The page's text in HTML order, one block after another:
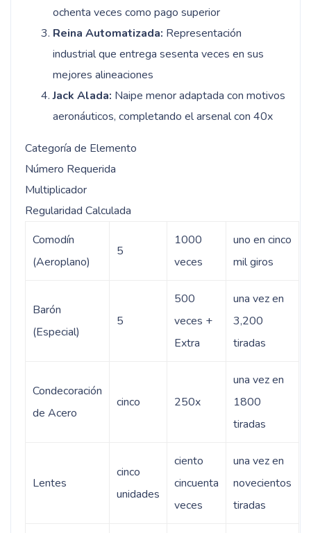
ochenta veces como pago superior
Reina Automatizada: Representación
industrial que entrega sesenta veces en sus
mejores alineaciones
Jack Alada: Naipe menor adaptada con motivos
aeronáuticos, completando el arsenal con 40x
Categoría de Elemento
Número Requerida
Multiplicador
Regularidad Calculada
Comodín
(Aeroplano)
5
1000
veces
uno en cinco
mil giros
Barón
(Especial)
5
500
veces +
Extra
una vez en
3,200
tiradas
Condecoración
de Acero
cinco 250x
una vez en
1800
tiradas
Lentes
cinco
unidades
ciento
cincuenta
veces
una vez en
novecientos
tiradas